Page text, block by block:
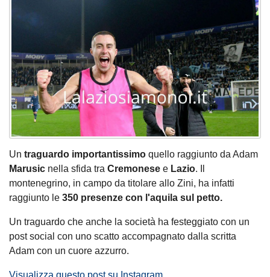
Un traguardo importantissimo quello raggiunto da Adam
Marusic nella sfida tra Cremonese e Lazio.
montenegrino, in campo da titolare allo Zini, ha infatti
raggiunto le 350 presenze con l'aquila sul petto.
Un traguardo che anche la società ha festeggiato con un
post social con uno scatto accompagnato dalla scritta
Adam con un cuore azzurro.